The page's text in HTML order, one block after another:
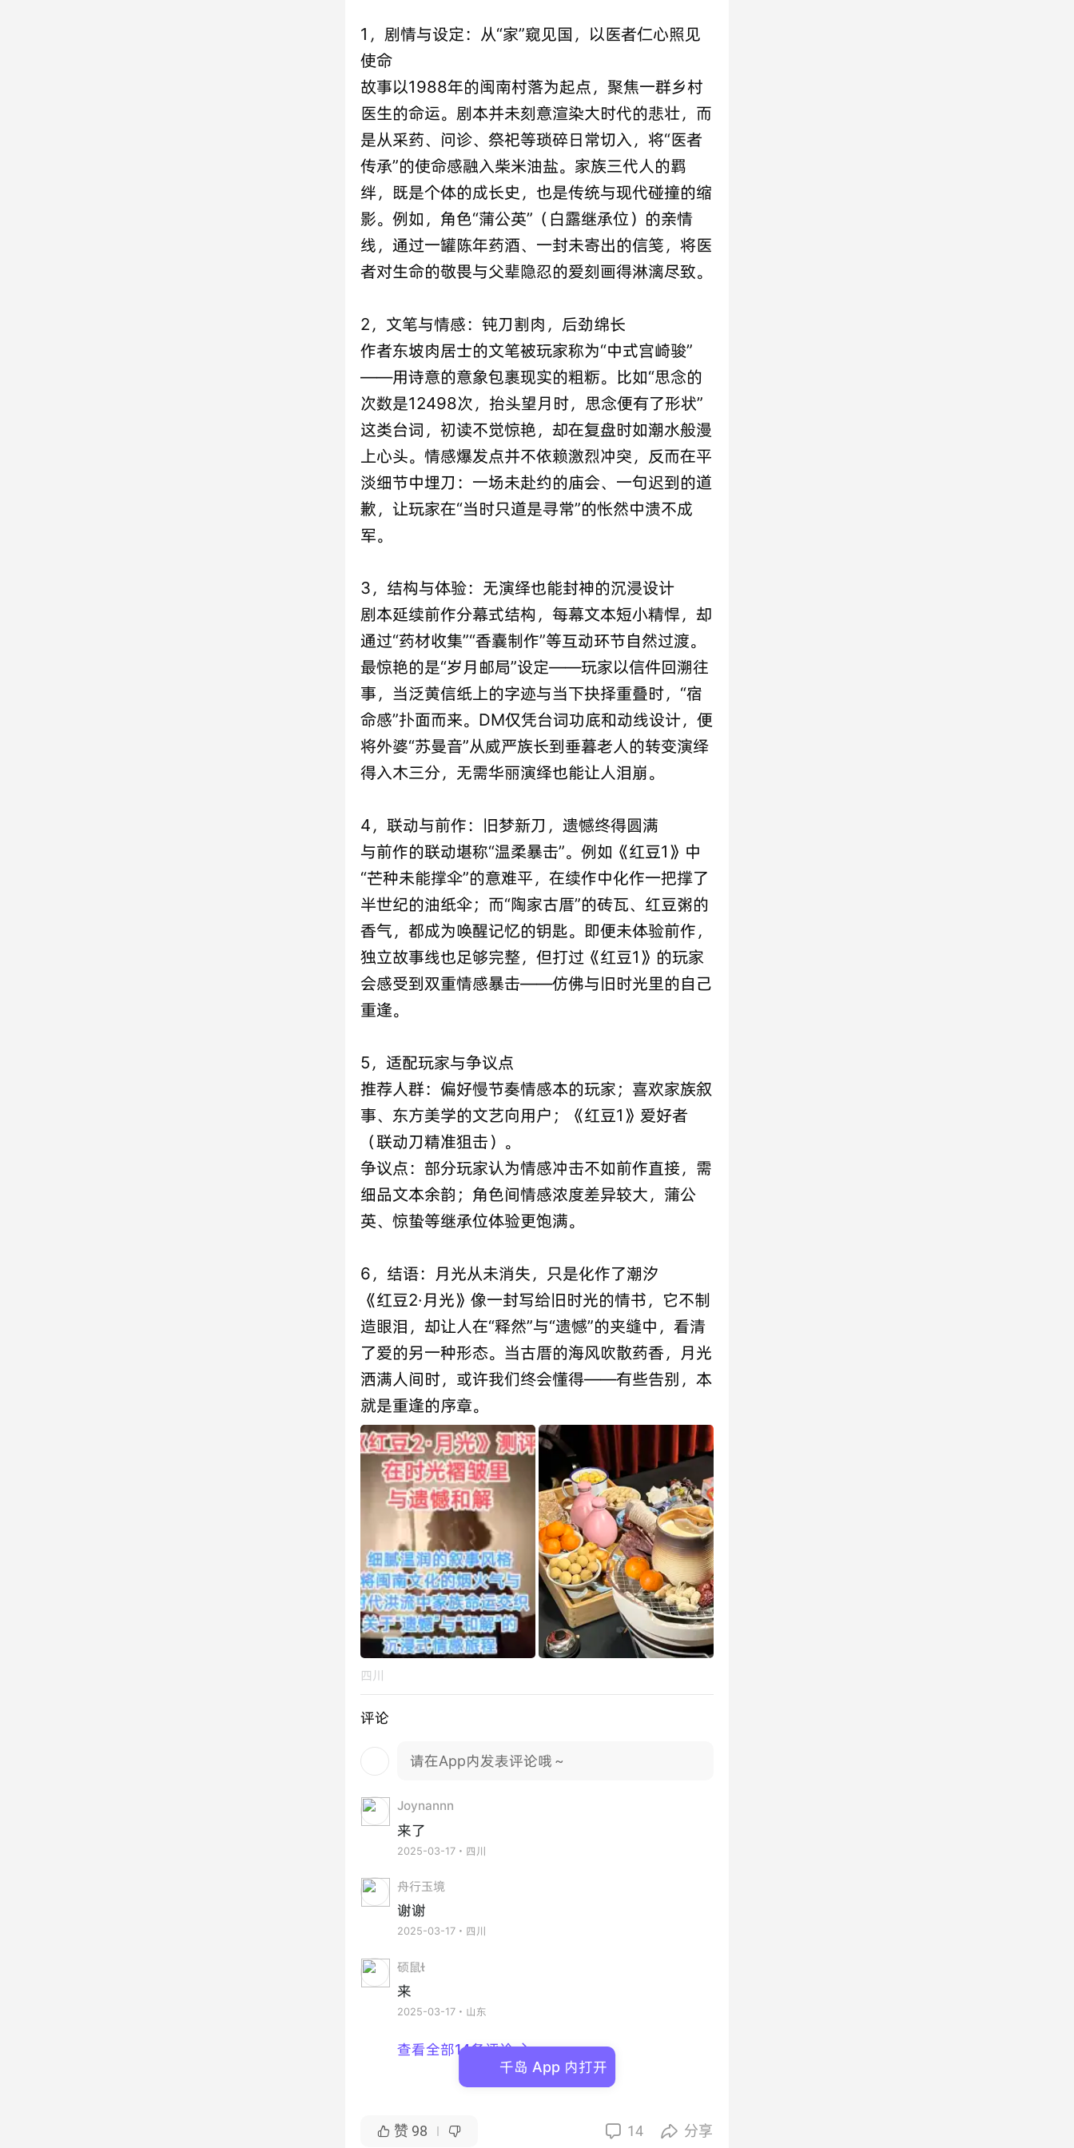
1，剧情与设定：从“家”窥见国，以医者仁心照见
使命
故事以1988年的闽南村落为起点，聚焦一群乡村
医生的命运。剧本并未刻意渲染大时代的悲壮，而
是从采药、问诊、祭祀等琐碎日常切入，将“医者
传承”的使命感融入柴米油盐。家族三代人的羁
绊，既是个体的成长史，也是传统与现代碰撞的缩
影。例如，角色“蒲公英”（白露继承位）的亲情
线，通过一罐陈年药酒、一封未寄出的信笺，将医
者对生命的敬畏与父辈隐忍的爱刻画得淋漓尽致。
2，文笔与情感：钝刀割肉，后劲绵长
作者东坡肉居士的文笔被玩家称为“中式宫崎骏”
——用诗意的意象包裹现实的粗粝。比如“思念的
次数是12498次，抬头望月时，思念便有了形状”
这类台词，初读不觉惊艳，却在复盘时如潮水般漫
上心头。情感爆发点并不依赖激烈冲突，反而在平
淡细节中埋刀：一场未赴约的庙会、一句迟到的道
歉，让玩家在“当时只道是寻常”的怅然中溃不成
军。
3，结构与体验：无演绎也能封神的沉浸设计
剧本延续前作分幕式结构，每幕文本短小精悍，却
通过“药材收集”“香囊制作”等互动环节自然过渡。
最惊艳的是“岁月邮局”设定——玩家以信件回溯往
事，当泛黄信纸上的字迹与当下抉择重叠时，“宿
命感”扑面而来。DM仅凭台词功底和动线设计，便
将外婆“苏曼音”从威严族长到垂暮老人的转变演绎
得入木三分，无需华丽演绎也能让人泪崩。
4，联动与前作：旧梦新刀，遗憾终得圆满
与前作的联动堪称“温柔暴击”。例如《红豆1》中
“芒种未能撑伞”的意难平，在续作中化作一把撑了
半世纪的油纸伞；而“陶家古厝”的砖瓦、红豆粥的
香气，都成为唤醒记忆的钥匙。即便未体验前作，
独立故事线也足够完整，但打过《红豆1》的玩家
会感受到双重情感暴击——仿佛与旧时光里的自己
重逢。
5，适配玩家与争议点
推荐人群：偏好慢节奏情感本的玩家；喜欢家族叙
事、东方美学的文艺向用户；《红豆1》爱好者
（联动刀精准狙击）。
争议点：部分玩家认为情感冲击不如前作直接，需
细品文本余韵；角色间情感浓度差异较大，蒲公
英、惊蛰等继承位体验更饱满。
6，结语：月光从未消失，只是化作了潮汐
《红豆2·月光》像一封写给旧时光的情书，它不制
造眼泪，却让人在“释然”与“遗憾”的夹缝中，看清
了爱的另一种形态。当古厝的海风吹散药香，月光
洒满人间时，或许我们终会懂得——有些告别，本
就是重逢的序章。
四川
评论
请在App内发表评论哦～
Joynannn
来了
2025-03-17・四川
舟行玉境
谢谢
2025-03-17・四川
硕鼠
来
2025-03-17・山东
查看全部14条评论 
 赞 98   14  分享
千岛 App 内打开